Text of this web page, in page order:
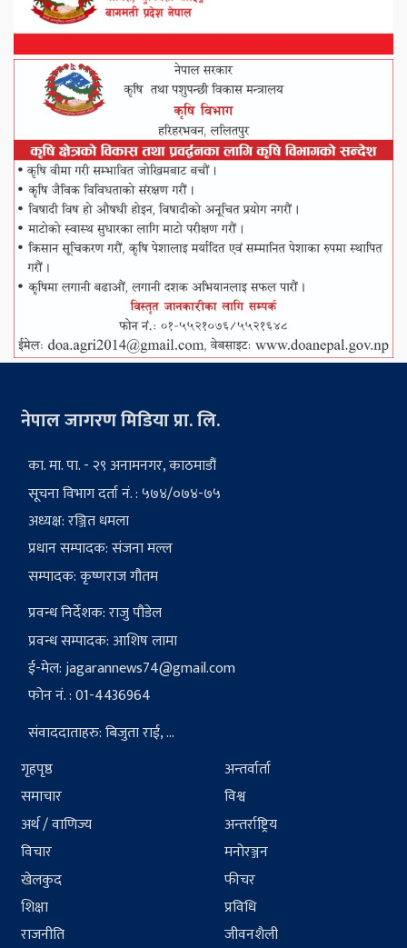
नेपाल जागरण मिडिया प्रा. लि.
का. मा. पा. - २९ अनामनगर, काठमाडौं
सूचना विभाग दर्ता नं. : ५७४/०७४-७५
अध्यक्ष: रञ्जित धमला
प्रधान सम्पादक: संजना मल्ल
सम्पादक: कृष्णराज गौतम
प्रवन्ध निर्देशक: राजु पौडेल
प्रवन्ध सम्पादक: आशिष लामा
ई-मेल:jagarannews74@gmail.com
फोन नं. : 01-4436964
संवाददाताहरु: बिजुता राई, ...
गृहपृष्ठ
समाचार
अर्थ / वाणिज्य
विचार
खेलकुद
शिक्षा
राजनीति
अन्तर्वार्ता
विश्व
अन्तर्राष्ट्रिय
मनोरञ्जन
फीचर
प्रविधि
जीवनशैली